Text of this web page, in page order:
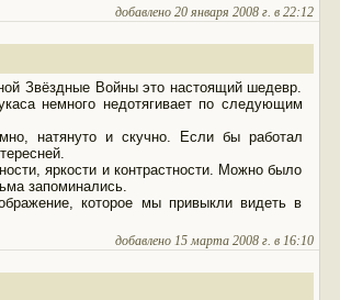
добавлено 20 января 2008 г. в 22:12
Звёздные Войны это настоящий шедевр.
немного недотягивает по следующим
натянуто и скучно. Если бы работал
яркости и контрастности. Можно было
запоминались.
которое мы привыкли видеть в
добавлено 15 марта 2008 г. в 16:10